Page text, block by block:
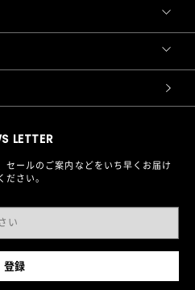
LETTER
ールのご案内などをいち早くお届け
さい。